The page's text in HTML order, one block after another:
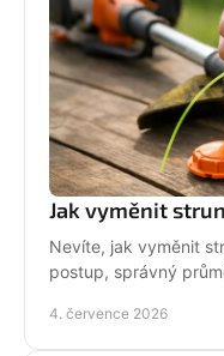
Jak vyměnit
Nevíte, jak vyměnit
postup, správný
4. července 2026